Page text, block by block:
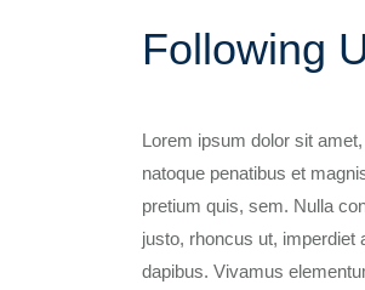
Following
Lorem ipsum dolor sit
natoque penatibus et
pretium quis, sem. Nulla
justo, rhoncus ut, imperdiet
dapibus. Vivamus